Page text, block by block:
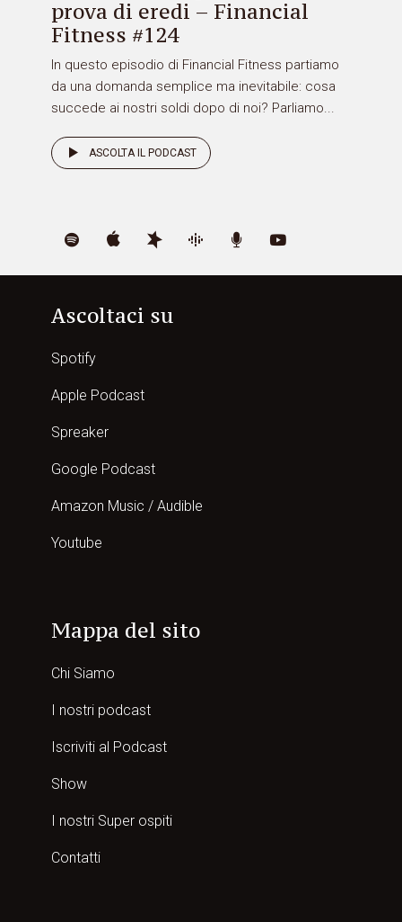
prova di eredi – Financial
Fitness #124
In questo episodio di Financial Fitness partiamo
da una domanda semplice ma inevitabile: cosa
succede ai nostri soldi dopo di noi? Parliamo...
ASCOLTA IL PODCAST
Ascoltaci su
Spotify
Apple Podcast
Spreaker
Google Podcast
Amazon Music / Audible
Youtube
Mappa del sito
Chi Siamo
I nostri podcast
Iscriviti al Podcast
Show
I nostri Super ospiti
Contatti